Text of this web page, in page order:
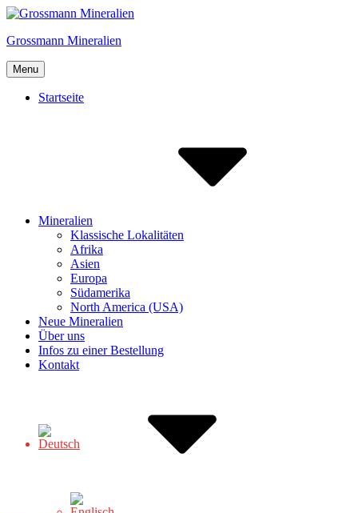
Skip
content
Grossmann Mineralien
Menu
Startseite
Mineralien
Klassische Lokalitäten
Afrika
Asien
Europa
Südamerika
North America (USA)
Neue Mineralien
Über uns
Infos zu einer Bestellung
Kontakt